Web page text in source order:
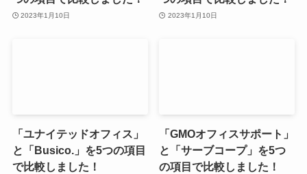
2023年1月10日 2023年1月10日
「ユナイテッドオフィス」
と「Busico.」を5つの項目
で比較しました！
「GMOオフィスサポート」
と「サーブコープ」を5つ
の項目で比較しました！